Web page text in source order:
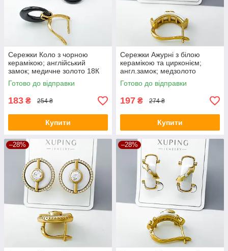
Сережки Коло з чорною
керамікою; англійський
замок; медичне золото 18К
Xuping
Готово до відправки
183 ₴ 254 ₴
Купити
Сережки Ажурні з білою
керамікою та цирконієм;
англ.замок; медзолото
Xuping 18K
Готово до відправки
197 ₴ 274 ₴
Купити
–28% –28%